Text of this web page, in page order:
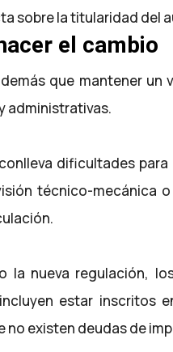
sobre la titularidad del
el cambio
que mantener
administrativas.
dificultades
técnico-mecánica
la nueva regulación,
estar inscritos
existen deudas de